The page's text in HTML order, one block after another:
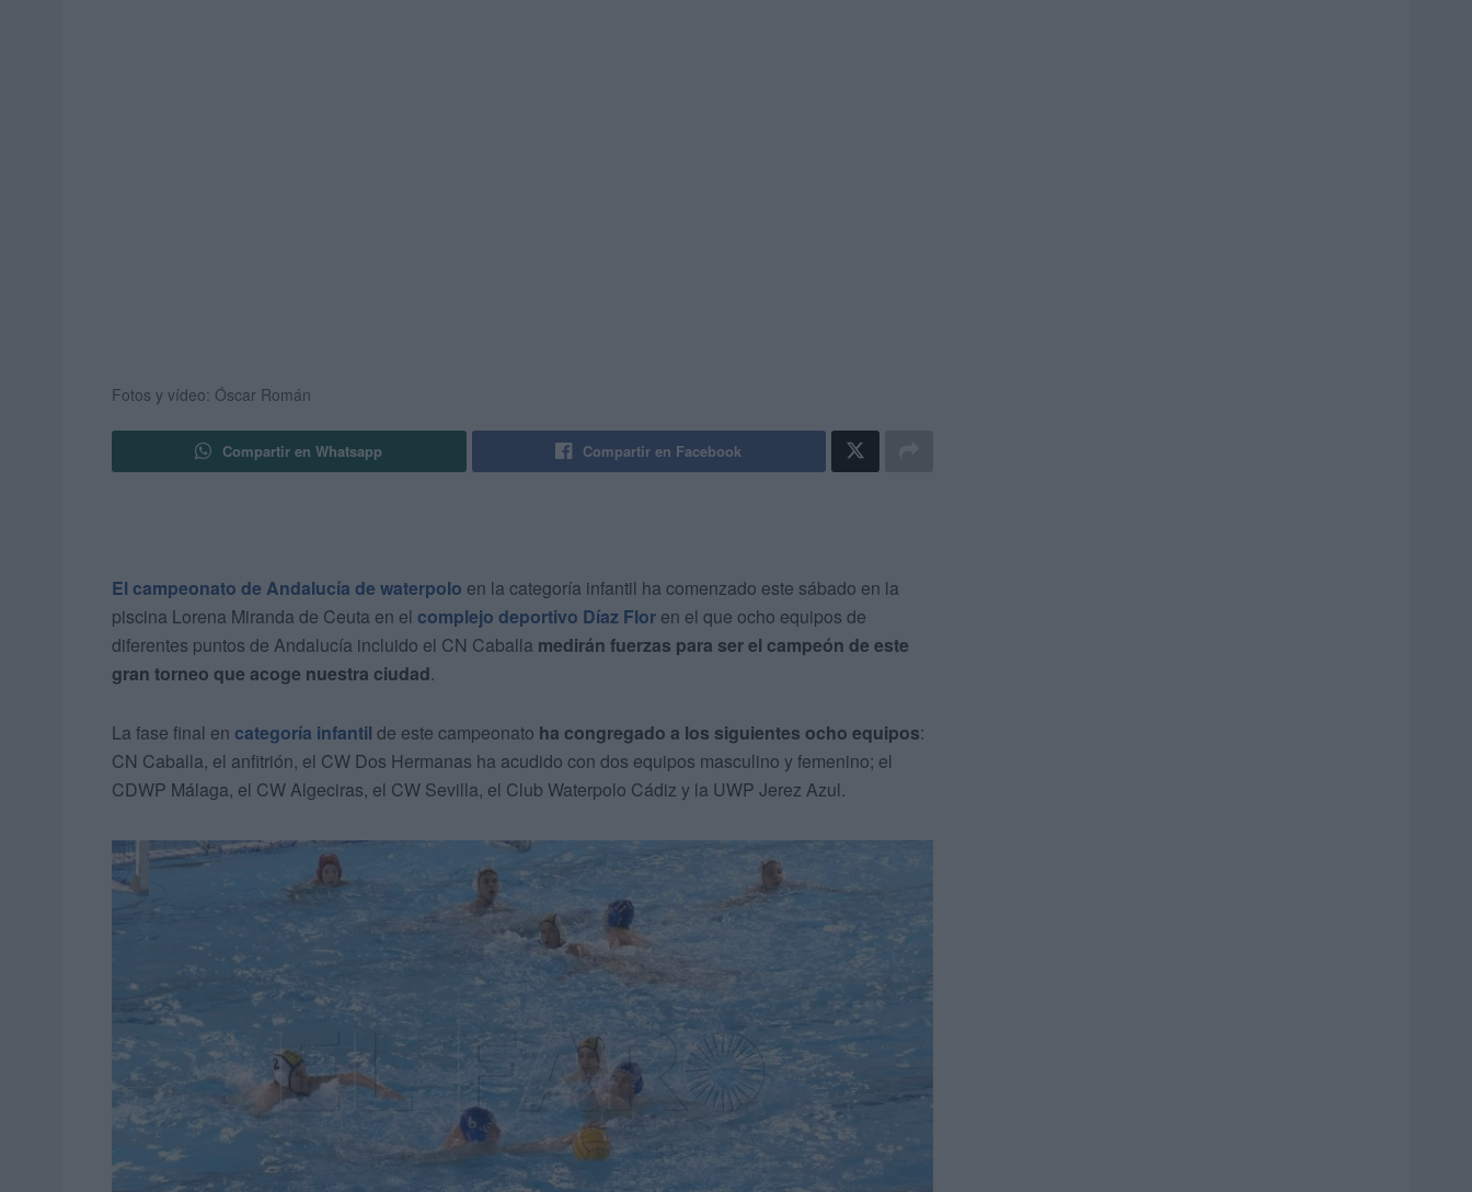
Fotos y vídeo: Óscar Román
Compartir en Whatsapp Compartir en Facebook
El campeonato de Andalucía de waterpolo en la categoría infantil ha comenzado este sábado en la
piscina Lorena Miranda de Ceuta en el complejo deportivo Díaz Flor en el que ocho equipos de
diferentes puntos de Andalucía incluido el CN Caballa medirán fuerzas para ser el campeón de este
gran torneo que acoge nuestra ciudad.
La fase final en categoría infantil de este campeonato ha congregado a los siguientes ocho equipos:
CN Caballa, el anfitrión, el CW Dos Hermanas ha acudido con dos equipos masculino y femenino; el
CDWP Málaga, el CW Algeciras, el CW Sevilla, el Club Waterpolo Cádiz y la UWP Jerez Azul.